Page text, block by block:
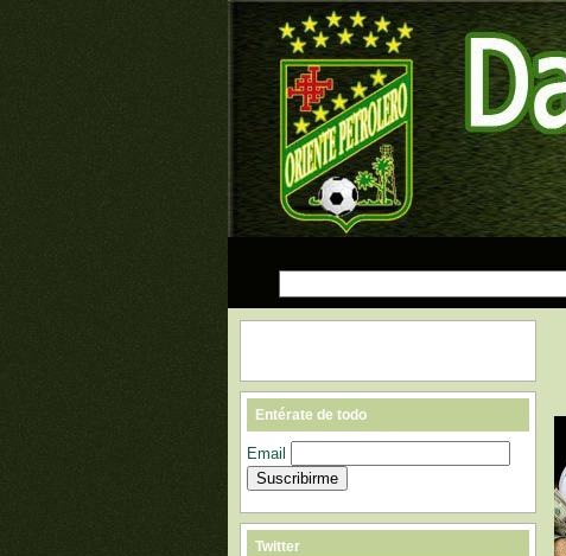
Entérate de todo
Email
Twitter